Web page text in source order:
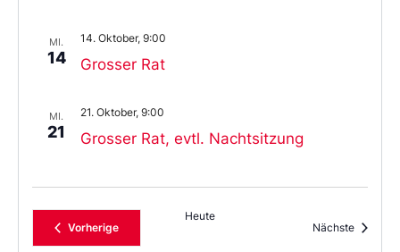
MI.
14 Grosser Rat
14. Oktober, 9:00
MI.
21 Grosser Rat, evtl. Nachtsitzung
21. Oktober, 9:00
VorherigeVeranstaltungen
Heute
Nächste